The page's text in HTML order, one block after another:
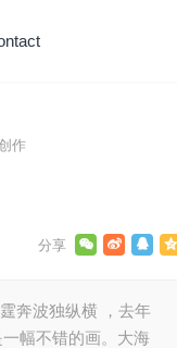
作
奔波独纵横 ，去年
幅不错的画。大海